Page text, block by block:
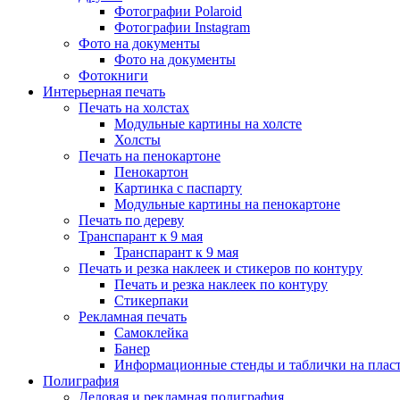
Фотографии Polaroid
Фотографии Instagram
Фото на документы
Фото на документы
Фотокниги
Интерьерная печать
Печать на холстах
Модульные картины на холсте
Холсты
Печать на пенокартоне
Пенокартон
Картинка с паспарту
Модульные картины на пенокартоне
Печать по дереву
Транспарант к 9 мая
Транспарант к 9 мая
Печать и резка наклеек и стикеров по контуру
Печать и резка наклеек по контуру
Стикерпаки
Рекламная печать
Самоклейка
Банер
Информационные стенды и таблички на
Полиграфия
Деловая и рекламная полиграфия